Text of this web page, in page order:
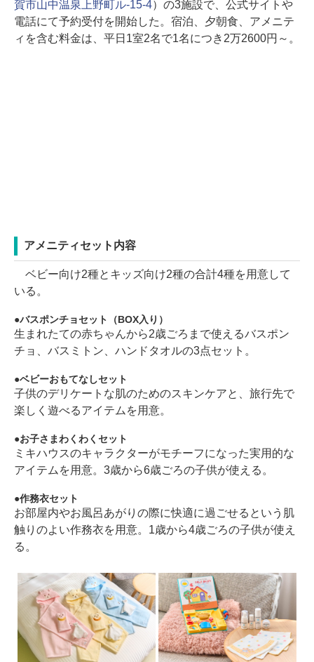
賀市山中温泉上野町ル-15-4）の3施設で、公式サイトや
電話にて予約受付を開始した。宿泊、夕朝食、アメニテ
ィを含む料金は、平日1室2名で1名につき2万2600円～。
アメニティセット内容
ベビー向け2種とキッズ向け2種の合計4種を用意して
いる。
バスポンチョセット（BOX入り）
生まれたての赤ちゃんから2歳ごろまで使えるバスポン
チョ、バスミトン、ハンドタオルの3点セット。
ベビーおもてなしセット
子供のデリケートな肌のためのスキンケアと、旅行先で
楽しく遊べるアイテムを用意。
お子さまわくわくセット
ミキハウスのキャラクターがモチーフになった実用的な
アイテムを用意。3歳から6歳ごろの子供が使える。
作務衣セット
お部屋内やお風呂あがりの際に快適に過ごせるという肌
触りのよい作務衣を用意。1歳から4歳ごろの子供が使え
る。